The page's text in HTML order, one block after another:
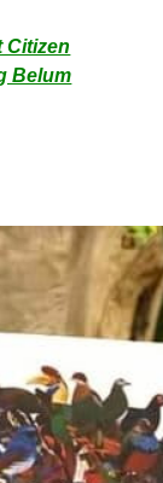
Citizen
Belum